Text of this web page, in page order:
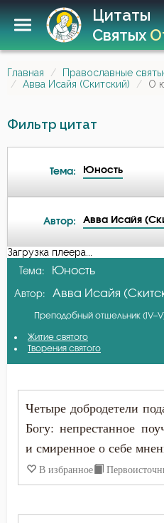
Цитаты
Святых
Главная
Православные
Авва Исайя (Скитский)
О
Фильтр цитат
Тема: Юность
Ад
Бедность
Безмолвие
Беспечность
Бесы
Автор: Авва Исайя
А-я
Авва Исайя (Скитский)
Василий Великий
Ефрем Сирин
Иоанн Златоуст
Иоанн Лествичник
Загрузка плеера...
Тема: Юность
Автор: Авва Исайя
Преподобный отшельник
Житие святого
Творения святого
Четыре добродетели
Богу: непрестанное
и смиренное о себе
В избранное